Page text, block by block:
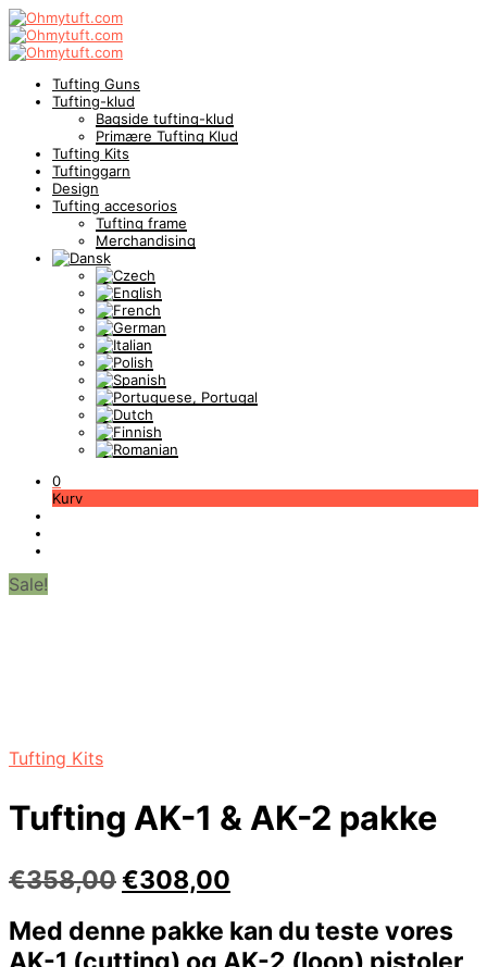
Tufting Guns
Tufting-klud
Bagside tufting-klud
Primære Tufting Klud
Tufting Kits
Tuftinggarn
Design
Tufting accesorios
Tufting frame
Merchandising
0
Kurv
Sale!
Tufting Kits
Tufting AK-1 & AK-2 pakke
€358,00Den
pris
€308,00
pris
Med denne pakke kan du teste vores